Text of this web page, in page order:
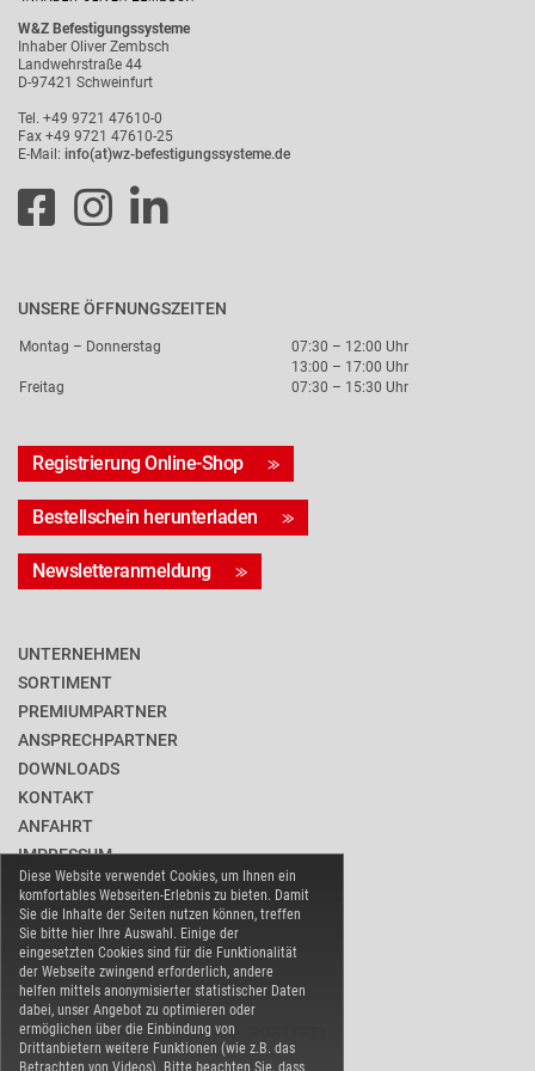
Diese Website verwendet Cookies, um Ihnen ein
komfortables Webseiten-Erlebnis zu bieten. Damit
Sie die Inhalte der Seiten nutzen können, treffen
Sie bitte hier Ihre Auswahl. Einige der
eingesetzten Cookies sind für die Funktionalität
der Webseite zwingend erforderlich, andere
helfen mittels anonymisierter statistischer Daten
dabei, unser Angebot zu optimieren oder
ermöglichen über die Einbindung von
Drittanbietern weitere Funktionen (wie z.B. das
Betrachten von Videos). Bitte beachten Sie, dass
W&Z Befestigungssysteme
Inhaber Oliver Zembsch
Landwehrstraße 44
D-97421 Schweinfurt
Tel. +49 9721 47610-0
Fax +49 9721 47610-25
E-Mail: info(at)wz-befestigungssysteme.de
UNSERE ÖFFNUNGSZEITEN
Montag – Donnerstag
07:30 – 12:00 Uhr
13:00 – 17:00 Uhr
Freitag
07:30 – 15:30 Uhr
Registrierung Online-Shop
Bestellschein herunterladen
Newsletteranmeldung
UNTERNEHMEN
SORTIMENT
PREMIUMPARTNER
ANSPRECHPARTNER
DOWNLOADS
KONTAKT
ANFAHRT
IMPRESSUM
DATENSCHUTZ
BARRIEREFREIHEIT
COOKIE-EINSTELLUNGEN
WARENVERBAND EDELSTAHL ROSTFREI